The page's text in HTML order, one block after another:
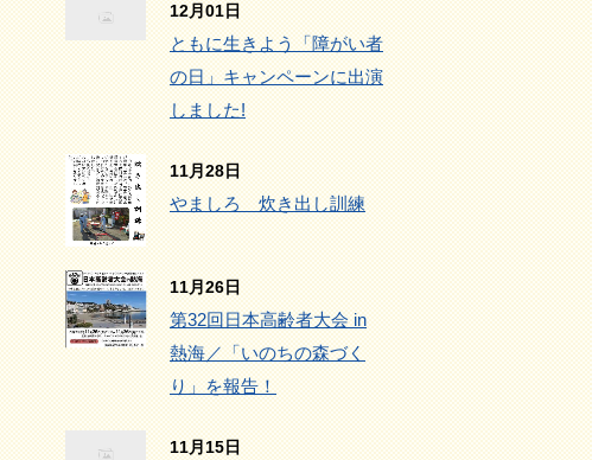
12月01日
ともに生きよう「障がい者
の日」キャンペーンに出演
しました!
11月28日
やましろ 炊き出し訓練
11月26日
第32回日本高齢者大会 in
熱海／「いのちの森づく
り」を報告！
11月15日